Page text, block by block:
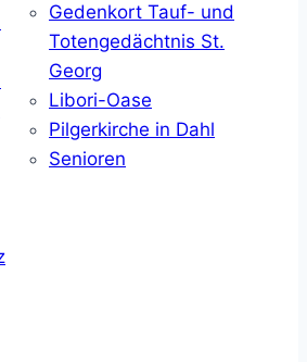
Gedenkort Tauf- und
Totengedächtnis St.
Georg
Libori-Oase
Pilgerkirche in Dahl
Senioren